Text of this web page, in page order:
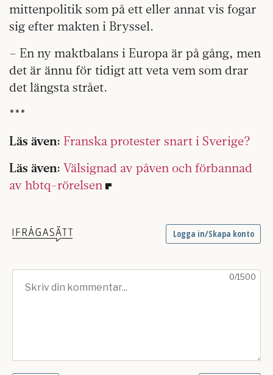
mittenpolitik som på ett eller annat vis fogar
sig efter makten i Bryssel.
– En ny maktbalans i Europa är på gång, men
det är ännu för tidigt att veta vem som drar
det längsta strået.
***
Läs även: Franska protester snart i Sverige?
Läs även: Välsignad av påven och förbannad
av hbtq-rörelsen